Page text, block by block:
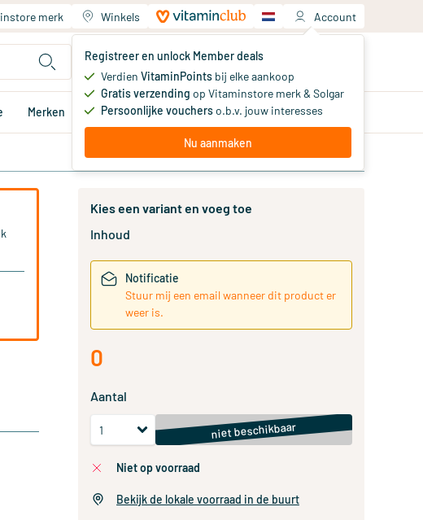
merk Winkels Account
Registreer en unlock Member deals
Verdien VitaminPoints bij elke aankoop
Gratis verzending op Vitaminstore merk & Solgar
Persoonlijke voucherso.b.v. jouw interesses
Nu aanmaken
Jouw winkelwagen
Je hebt nog geen producten
Merken Aanbiedingen Memberdeals
Kies een variant en voeg toe
Inhoud
Notificatie
Stuur mij een email wanneer dit product er
weer is.
0
Aantal
niet beschikbaar
niet op voorraad
Bekijk de lokale voorraad in de buurt